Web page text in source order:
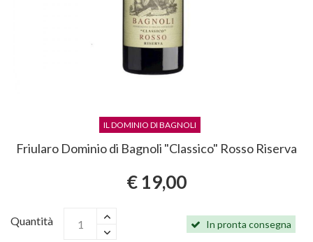
IL DOMINIO DI BAGNOLI
Friularo Dominio di Bagnoli "Classico" Rosso Riserva
€ 19,00
Quantità In pronta consegna